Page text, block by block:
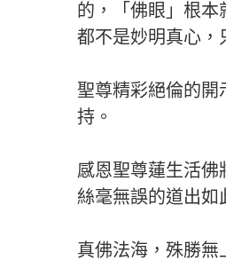
的，「佛眼」根
都不是妙明真心，
聖尊精彩絕倫的開
持。
感恩聖尊蓮生活
絲毫無誤的道出如
真佛法海，殊勝無